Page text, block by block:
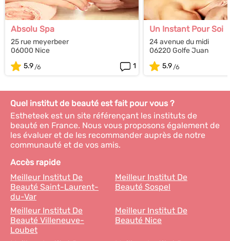
Absolu Spa
25 rue meyerbeer
06000 Nice
5.9
1
Un Instant Pour Soi
24 avenue du midi
06220 Golfe Juan
5.9
Quel institut de beauté est fait pour vous ?
Estheteek est un site référençant les instituts de
beauté en France. Nous vous proposons également de
les évaluer et de les recommander auprès de notre
communauté et de vos amis.
Accès rapide
Meilleur Institut De
Beauté Saint-Laurent-
du-Var
Meilleur Institut De
Beauté Sospel
Meilleur Institut De
Beauté Villeneuve-
Loubet
Meilleur Institut De
Beauté Nice